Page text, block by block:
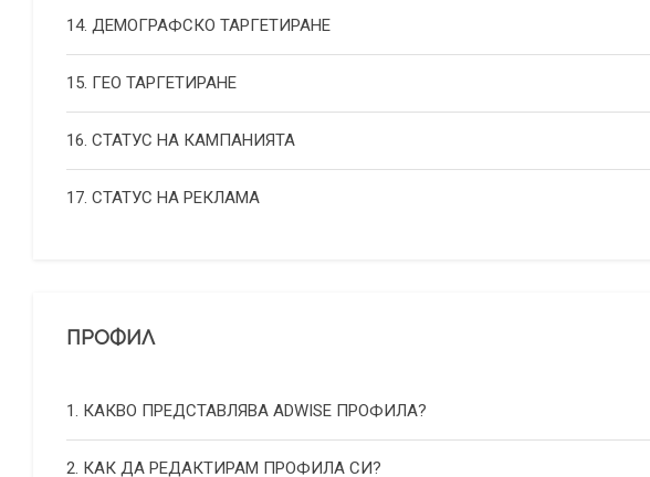
14. ДЕМОГРАФСКО ТАРГЕТИРАНЕ
15. ГЕО ТАРГЕТИРАНЕ
16. СТАТУС НА КАМПАНИЯТА
17. СТАТУС НА РЕКЛАМА
ПРОФИЛ
1. КАКВО ПРЕДСТАВЛЯВА ADWISE ПРОФИЛА?
2. КАК ДА РЕДАКТИРАМ ПРОФИЛА СИ?